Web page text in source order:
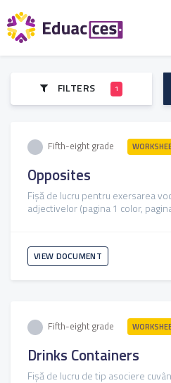
FILTERS 1
Fifth-eight grade
Opposites
Fișă de lucru pentru exersarea
adjectivelor (pagina 1 color,
VIEW DOCUMENT
Fifth-eight grade
Drinks Containers
Fișă de lucru de tip asociere